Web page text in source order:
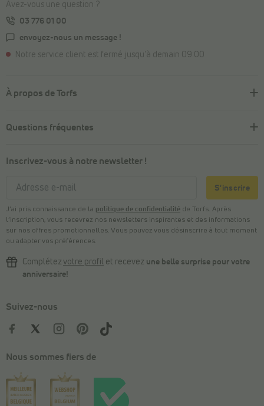
Avez-vous une question ?
03 776 01 00
envoyez-nous un message !
Notre service client est fermé jusqu'à demain 09:00
À propos de Torfs
Questions fréquentes
Inscrivez-vous à notre newsletter !
S'inscrire
J’ai pris connaissance de la politique de confidentialité de Torfs. Après
l’inscription, vous recevrez nos newsletters inspirantes et des informations
sur nos offres promotionnelles. Vous pouvez vous désinscrire à tout moment
ou adapter vos préférences.
Complétez votre profil et recevez une belle surprise pour votre
anniversaire!
Suivez-nous
Nous sommes fiers de